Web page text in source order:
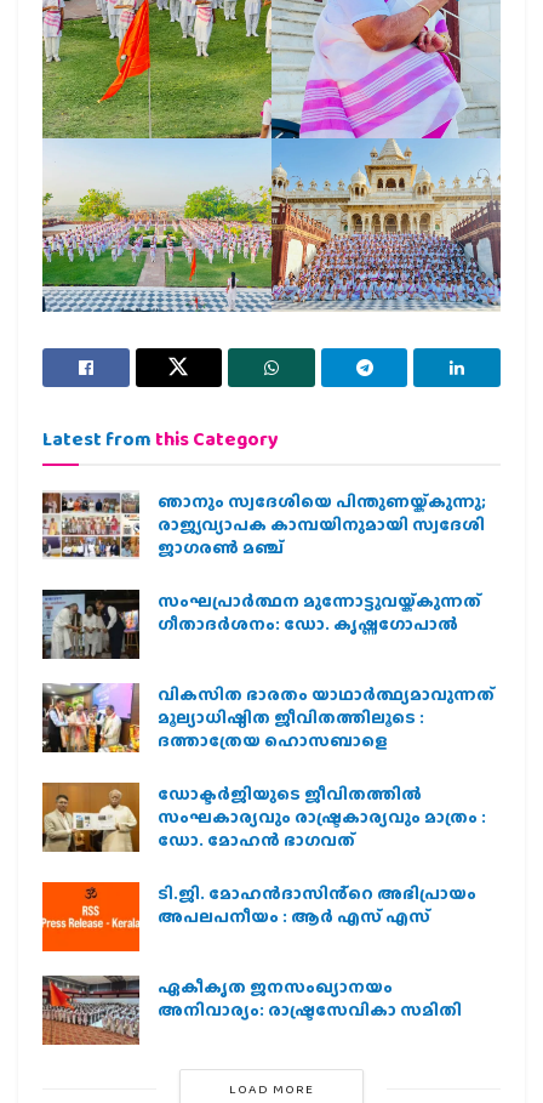
Latest from this Category
ഞാനും സ്വദേശിയെ പിന്തുണയ്ക്കുന്നു;
രാജ്യവ്യാപക കാമ്പയിനുമായി സ്വദേശി
ജാഗരണ്‍ മഞ്ച്
സംഘപ്രാര്‍ത്ഥന മുന്നോട്ടുവയ്ക്കുന്നത്
ഗീതാദര്‍ശനം: ഡോ. കൃഷ്ണഗോപാല്‍
വികസിത ഭാരതം യാഥാർത്ഥ്യമാവുന്നത്
മൂല്യാധിഷ്ഠിത ജീവിതത്തിലൂടെ :
ദത്താത്രേയ ഹൊസബാളെ
ഡോക്ടർജിയുടെ ജീവിതത്തിൽ
സംഘകാര്യവും രാഷ്ട്രകാര്യവും മാത്രം :
ഡോ. മോഹൻ ഭാഗവത്
ടി.ജി. മോഹൻദാസിൻ്റെ അഭിപ്രായം
അപലപനീയം : ആർ എസ് എസ്
ഏകീകൃത ജനസംഖ്യാനയം
അനിവാര്യം: രാഷ്ട്രസേവികാ സമിതി
LOAD MORE